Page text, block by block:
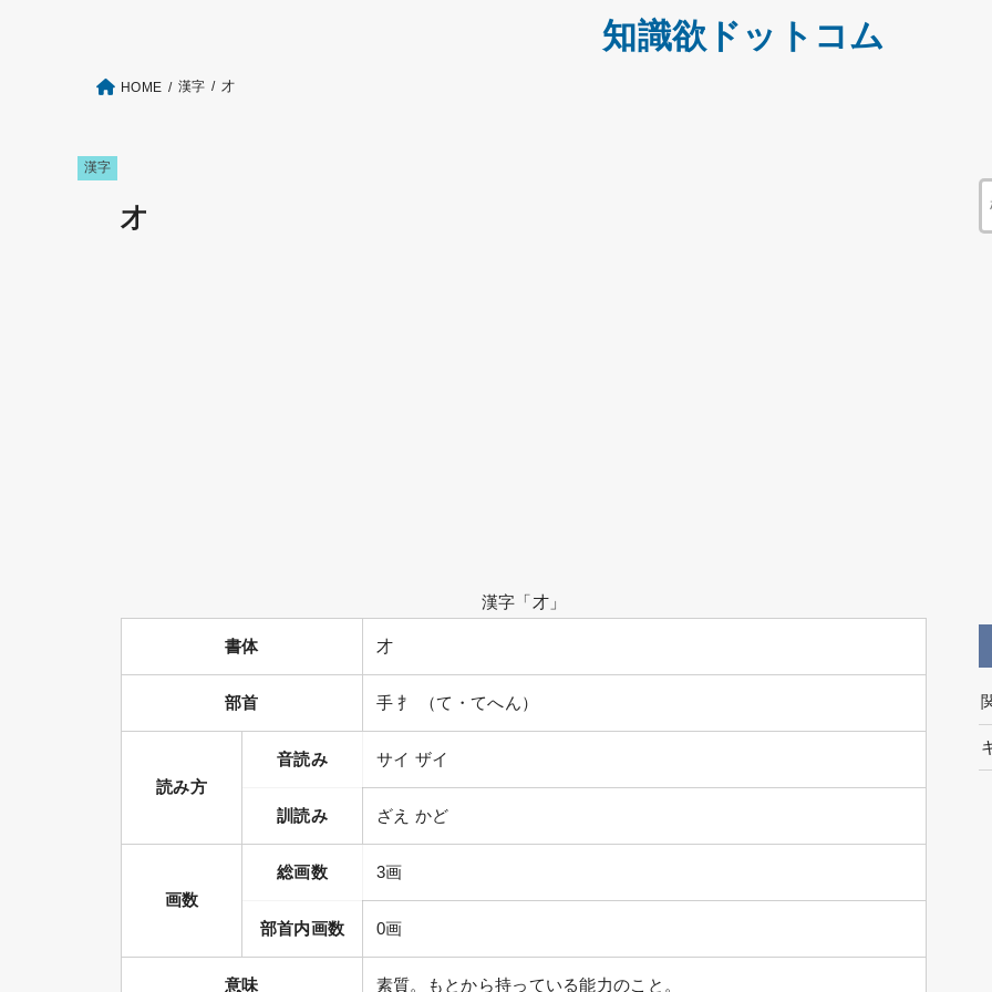
知識欲ドットコム
HOME 漢字 才
漢字
才
漢字「才」
書体 才
部首 手 扌 （て・てへん）
読み方
音読み サイ ザイ
訓読み ざえ かど
画数
総画数 3画
部首内画数 0画
意味 素質。もとから持っている能力のこと。